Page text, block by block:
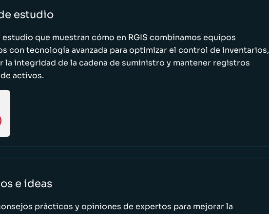
estudio
estudio que muestran cómo en RGIS combinamos equipos
con tecnología avanzada para optimizar el control de inventarios,
la integridad de la cadena de suministro y mantener registros
activos.
e ideas
prácticos y opiniones de expertos para mejorar la